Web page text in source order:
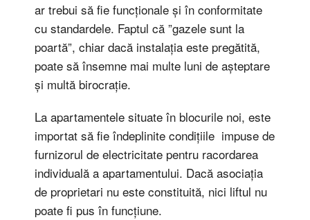
ar trebui să fie funcționale și în conformitate
cu standardele. Faptul că ”gazele sunt la
poartă”, chiar dacă instalația este pregătită,
poate să însemne mai multe luni de așteptare
și multă birocrație.
La apartamentele situate în blocurile noi, este
importat să fie îndeplinite condițiile impuse de
furnizorul de electricitate pentru racordarea
individuală a apartamentului. Dacă asociația
de proprietari nu este constituită, nici liftul nu
poate fi pus în funcțiune.